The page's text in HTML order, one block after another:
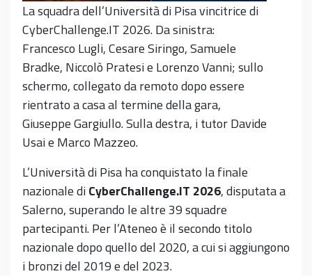
La squadra dell’Università di Pisa vincitrice di
CyberChallenge.IT 2026. Da sinistra:
Francesco Lugli, Cesare Siringo, Samuele
Bradke, Niccolò Pratesi e Lorenzo Vanni; sullo
schermo, collegato da remoto dopo essere
rientrato a casa al termine della gara,
Giuseppe Gargiullo. Sulla destra, i tutor Davide
Usai e Marco Mazzeo.
L’Università di Pisa ha conquistato la finale
nazionale diCyberChallenge.IT 2026, disputata a
Salerno, superando le altre 39 squadre
partecipanti. Per l’Ateneo è il secondo titolo
nazionale dopo quello del 2020, a cui si aggiungono
i bronzi del 2019 e del 2023.